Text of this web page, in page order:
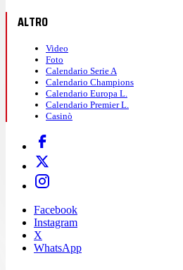
ALTRO
Video
Foto
Calendario Serie A
Calendario Champions
Calendario Europa L.
Calendario Premier L.
Casinò
Facebook
Instagram
X
WhatsApp